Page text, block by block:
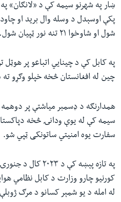
ښار په شهرنو سیمه کې د «لانګان»
پکې اوسېدل د وسله وال برید او
شول او شاوخوا ۲۱ تنه نور ټپیان شول.
په کابل کې د چینايي اتباعو پر
چین له افغانستان څخه خپلو وګړو ته
همدارنګه د ډسمبر میاشتې پر دوهمه
سیمه کې له یوې ودانۍ څخه
سفارت یوه امنیتي ساتونکی ټپي شو.
په تازه پېښه کې د
کورنیو چارو وزارت د کابل نظامي
له امله د یو شمېر کسانو د مرګ